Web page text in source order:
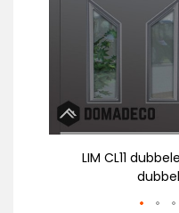
LIM CL11